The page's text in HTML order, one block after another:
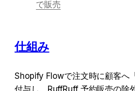
で販売
仕組み
Shopify Flowで注文時に顧客へ
付与し、RuffRuff 予約販売の除